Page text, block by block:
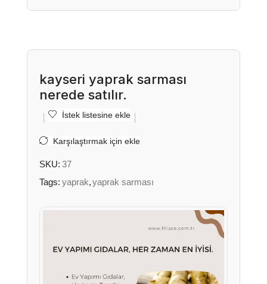
kayseri yaprak sarması
nerede satılır.
İstek listesine ekle
Karşılaştırmak için ekle
SKU: 37
Tags: yaprak,yaprak sarması